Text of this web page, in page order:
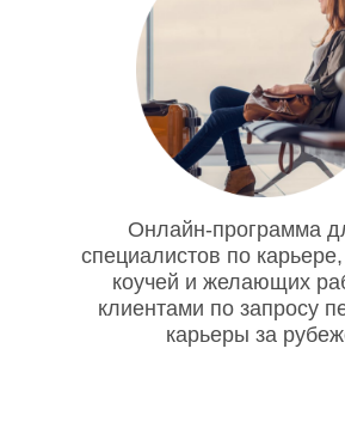
Онлайн-программа
специалистов по
коучей и желающих
клиентами по запросу
карьеры за